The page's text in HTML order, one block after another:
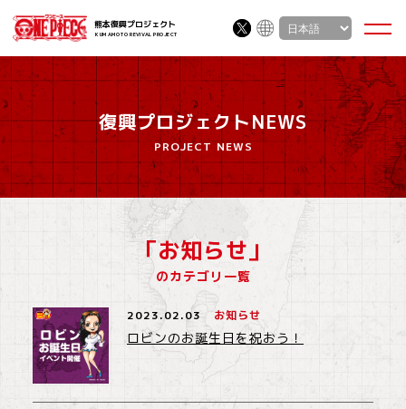
熊本復興プロジェクト
KUMAMOTO REVIVAL PROJECT
復興プロジェクトNEWS
PROJECT NEWS
「お知らせ」
のカテゴリ一覧
2023.02.03 お知らせ
ロビンのお誕生日を祝おう！